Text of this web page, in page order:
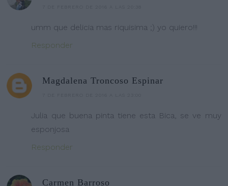
umm que delicia mas riquisima ;) yo quiero!!!
Responder
Magdalena Troncoso Espinar
Julia que buena pinta tiene esta Bica, se ve muy
esponjosa
Responder
Carmen Barroso